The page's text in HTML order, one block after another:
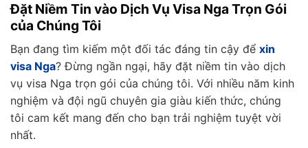
Đặt Niềm Tin vào Dịch Vụ Visa Nga Trọn Gói
của Chúng Tôi
Bạn đang tìm kiếm một đối tác đáng tin cậy để xin
visa Nga? Đừng ngần ngại, hãy đặt niềm tin vào dịch
vụ visa Nga trọn gói của chúng tôi. Với nhiều năm kinh
nghiệm và đội ngũ chuyên gia giàu kiến thức, chúng
tôi cam kết mang đến cho bạn trải nghiệm tuyệt vời
nhất.